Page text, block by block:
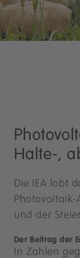
Halte-,
Die IEA lobt
Photovoltaik-
und der
Der Beitrag der
In Zahlen